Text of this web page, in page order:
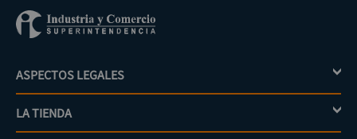
ASPECTOS LEGALES +
Política de tratamiento de datos personales
LA TIENDA +